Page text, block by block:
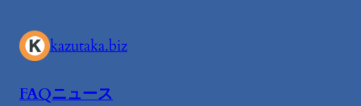
容
ス
kazutaka.biz
FAQニュース